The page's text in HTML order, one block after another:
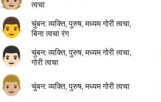
त्वचा
चुंबन: व्यक्ति, पुरुष, मध्यम गोरी त्वचा,
बिना त्वचा रंग
चुंबन: व्यक्ति, पुरुष, मध्यम गोरी त्वचा,
गोरी त्वचा
चुंबन: व्यक्ति, पुरुष, मध्यम गोरी त्वचा